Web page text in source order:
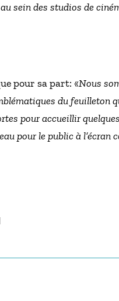
sein des studios de
pour sa part: «Nous
du feuilleton
pour accueillir
pour le public à l’écran